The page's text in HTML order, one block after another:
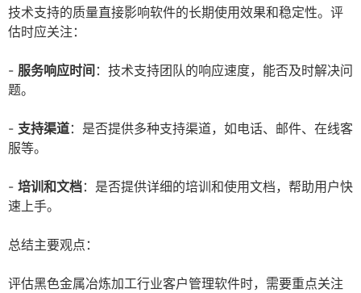
技术支持的质量直接影响软件的长期使用效果和稳定性。评
估时应关注：
- 服务响应时间 ：技术支持团队的响应速度，能否及时解决问
题。
- 支持渠道：是否提供多种支持渠道，如电话、邮件、在线客
服等。
- 培训和文档：是否提供详细的培训和使用文档，帮助用户快
速上手。
总结主要观点：
评估黑色金属冶炼加工行业客户管理软件时，需要重点关注